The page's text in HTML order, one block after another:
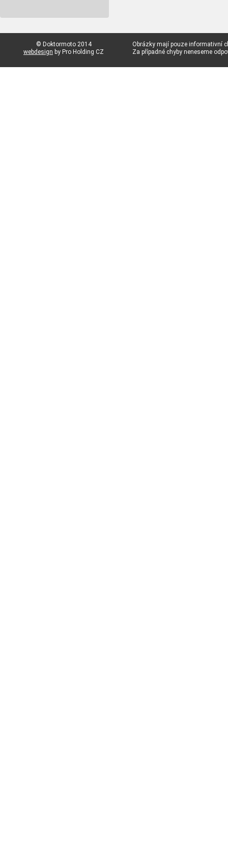
© Doktormoto 2014
webdesign by Pro Holding CZ
Obrázky mají pouze informativní
Za případné chyby neneseme